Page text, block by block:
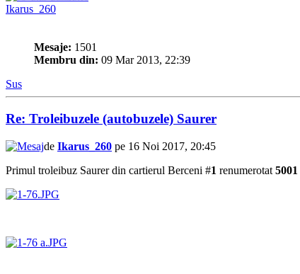
Ikarus_260
Mesaje: 1501
Membru din: 09 Mar 2013, 22:39
Sus
Re: Troleibuzele (autobuzele) Saurer
de Ikarus_260 pe 16 Noi 2017, 20:45
Primul troleibuz Saurer din cartierul Berceni #1 renumerotat 5001